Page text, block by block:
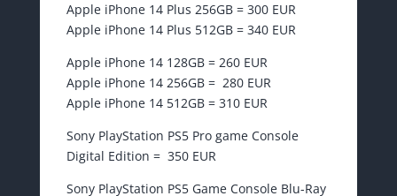
Apple iPhone 14 Plus 256GB = 300 EUR
Apple iPhone 14 Plus 512GB = 340 EUR
Apple iPhone 14 128GB = 260 EUR
Apple iPhone 14 256GB = 280 EUR
Apple iPhone 14 512GB = 310 EUR
Sony PlayStation PS5 Pro game Console
Digital Edition = 350 EUR
Sony PlayStation PS5 Game Console Blu-Ray